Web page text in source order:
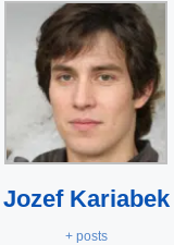
Jozef Kariabek
+ posts